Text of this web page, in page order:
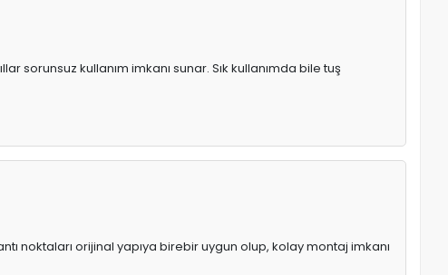
sorunsuz kullanım imkanı sunar. Sık kullanımda bile tuş
noktaları orijinal yapıya birebir uygun olup, kolay montaj imkanı